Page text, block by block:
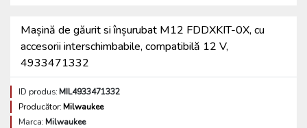
Mașină de găurit si înșurubat M12 FDDXKIT-0X, cu
accesorii interschimbabile, compatibilă 12 V,
4933471332
ID produs:MIL4933471332
Producător:Milwaukee
Marca:Milwaukee